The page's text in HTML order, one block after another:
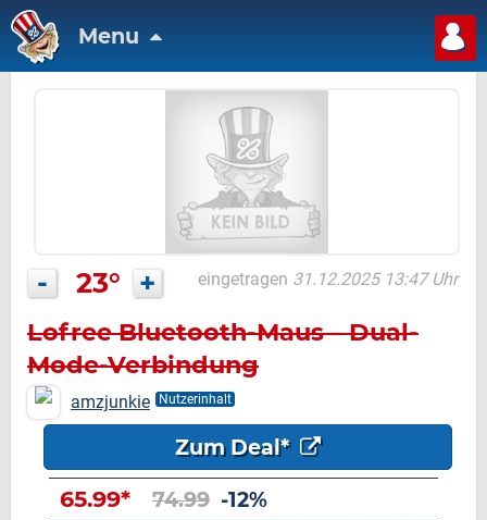
Menu
- 23° + eingetragen 31.12.2025 13:47 Uhr
Lofree Bluetooth-Maus – Dual-
Mode-Verbindung
amzjunkie Nutzerinhalt
Zum Deal*
65.99* 74.99 -12%